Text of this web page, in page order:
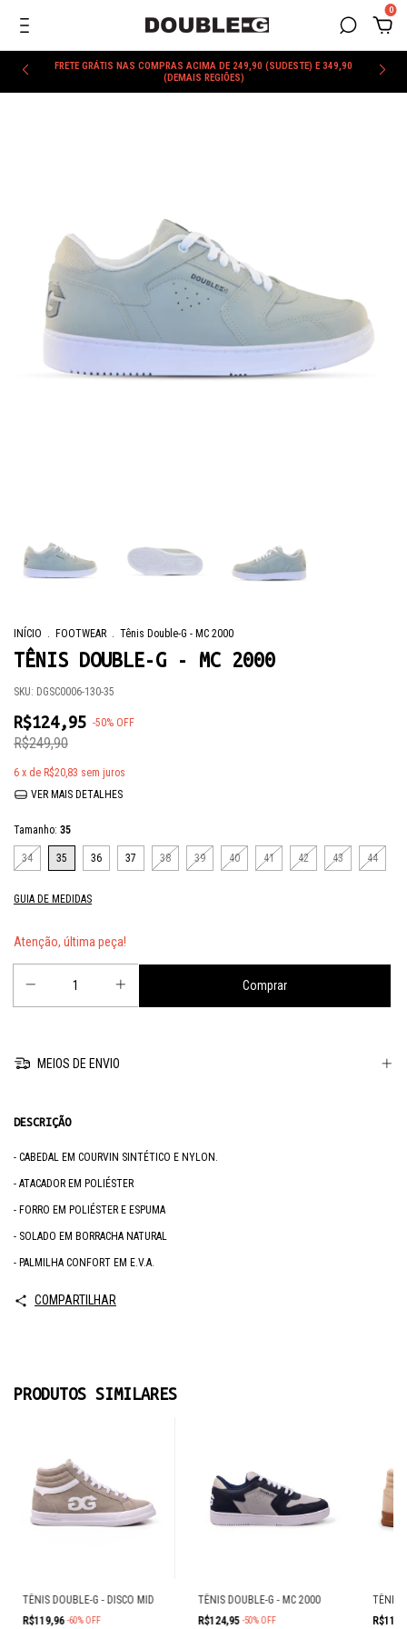
0
FRETE GRÁTIS NAS COMPRAS ACIMA DE 249,90 (SUDESTE) E 349,90
(DEMAIS REGIÕES)
INÍCIO . FOOTWEAR . Tênis Double-G - MC 2000
TÊNIS DOUBLE-G - MC 2000
SKU: DGSC0006-130-35
R$124,95 -50% OFF
R$249,90
6 x de R$20,83 sem juros
VER MAIS DETALHES
Tamanho: 35
34 35 36 37 38 39 40 41 42 43 44
GUIA DE MEDIDAS
Atenção, última peça!
MEIOS DE ENVIO
DESCRIÇÃO
- CABEDAL EM COURVIN SINTÉTICO E NYLON.
- ATACADOR EM POLIÉSTER
- FORRO EM POLIÉSTER E ESPUMA
- SOLADO EM BORRACHA NATURAL
- PALMILHA CONFORT EM E.V.A.
COMPARTILHAR
PRODUTOS SIMILARES
TÊNIS DOUBLE-G - DISCO MID
R$119,96-60%OFF
TÊNIS DOUBLE-G - MC 2000
R$124,95-50%OFF
TÊNIS